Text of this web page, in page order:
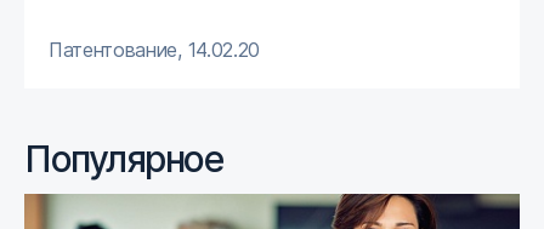
Патентование, 14.02.20
Популярное